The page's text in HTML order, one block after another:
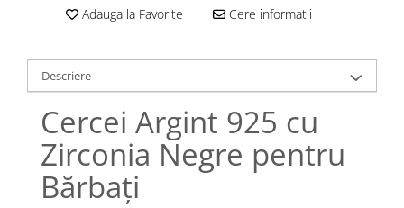
Lănțișoare cu Semilună
Lănțișoare cu Molecule
Lănțișoare cu Pietre Naturale
Lănțișoare Argint Diverse
COLIERE CU PERLE
Coliere cu Perle Naturale
Coliere cu Perle Preciosa
Adauga la Favorite Cere informatii
Descriere
Cercei Argint 925 cu
Zirconia Negre pentru
Bărbați